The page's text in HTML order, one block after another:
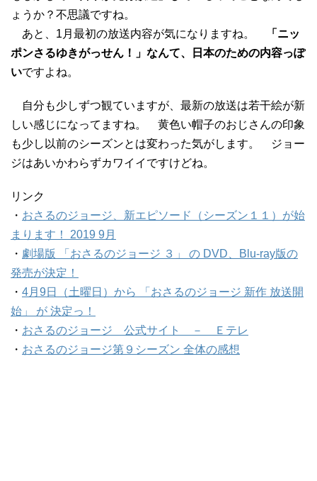
ょうか？不思議ですね。
あと、1月最初の放送内容が気になりますね。
「ニッ
ポンさるゆきがっせん！」なんて、日本のための内容っぽ
いですよね。
自分も少しずつ観ていますが、最新の放送は若干絵が新
しい感じになってますね。 黄色い帽子のおじさんの印象
も少し以前のシーズンとは変わった気がします。 ジョー
ジはあいかわらずカワイイですけどね。
リンク
・ おさるのジョージ、新エピソード（シーズン１１）が始
まります！ 2019 9月
・ 劇場版 「おさるのジョージ ３」 の DVD、Blu-ray版の
発売が決定！
・ 4月9日（土曜日）から 「おさるのジョージ 新作 放送開
始」 が 決定っ！
・ おさるのジョージ 公式サイト － Ｅテレ
・ おさるのジョージ第９シーズン 全体の感想